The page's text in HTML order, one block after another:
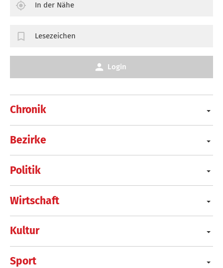
Chronik
Bezirke
Politik
Wirtschaft
Kultur
Sport
In der Nähe
Lesezeichen
Login